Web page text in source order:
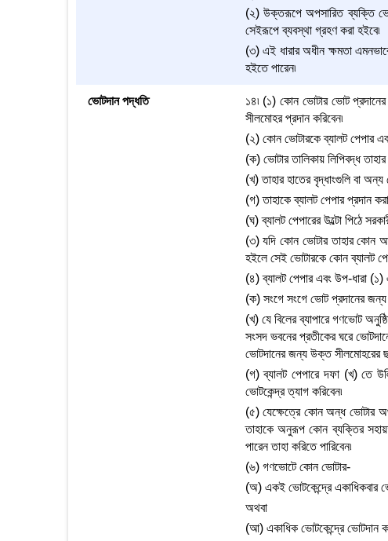
(২) উক্তরূপে অপসারিত ব্যক্তি
সেইরূপে ব্যবস্থা গ্রহণ করা হইবে৷
(৩) এই ধারার অধীন ক্ষমতা
হইতে পারেন৷
ভোটদান পদ্ধতি
১৪৷ (১) কোন ভোটার ভোট প্রদানের
সীলমোহর প্রদান করিবেন৷
(২) কোন ভোটারকে ব্যালট পেপার
(ক) ভোটার তালিকায় লিপিবদ্ধ
(খ) তাহার হাতের বৃদ্ধাংগুলি বা
(গ) তাহাকে ব্যালট পেপার প্রদান
(ঘ) ব্যালট পেপারের উল্টো পিঠে
(৩) যদি কোন ভোটার তাহার কোন
হইলে সেই ভোটারকে কোন ব্যালট
(৪) ব্যালট পেপার এবং উপ-ধারা
(ক) সংগে সংগে ভোট প্রদানের জন্য
(খ) যে বিলের ব্যাপারে গণভোট
সংসদ ভবনের প্রতীকের ঘরে
ভোটদানের জন্য উক্ত সীলমোহরের
(গ) ব্যালট পেপারে দফা (খ) তে
ভোটকেন্দ্র ত্যাগ করিবেন৷
(৫) যেক্ষেত্রে কোন অন্ধ ভোটার
তাহাকে অনুরূপ কোন ব্যক্তির
পারেন তাহা করিতে পারিবেন৷
(৬) গণভোটে কোন ভোটার-
(অ) একই ভোটকেন্দ্রে একাধিকবার
অথবা
(আ) একাধিক ভোটকেন্দ্রে ভোটদান